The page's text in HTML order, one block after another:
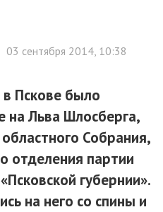
03 сентября 2014, 10:38
в Пскове было
на Льва Шлосберга,
Собрания,
отделения партии
губернии».
на него со спины и